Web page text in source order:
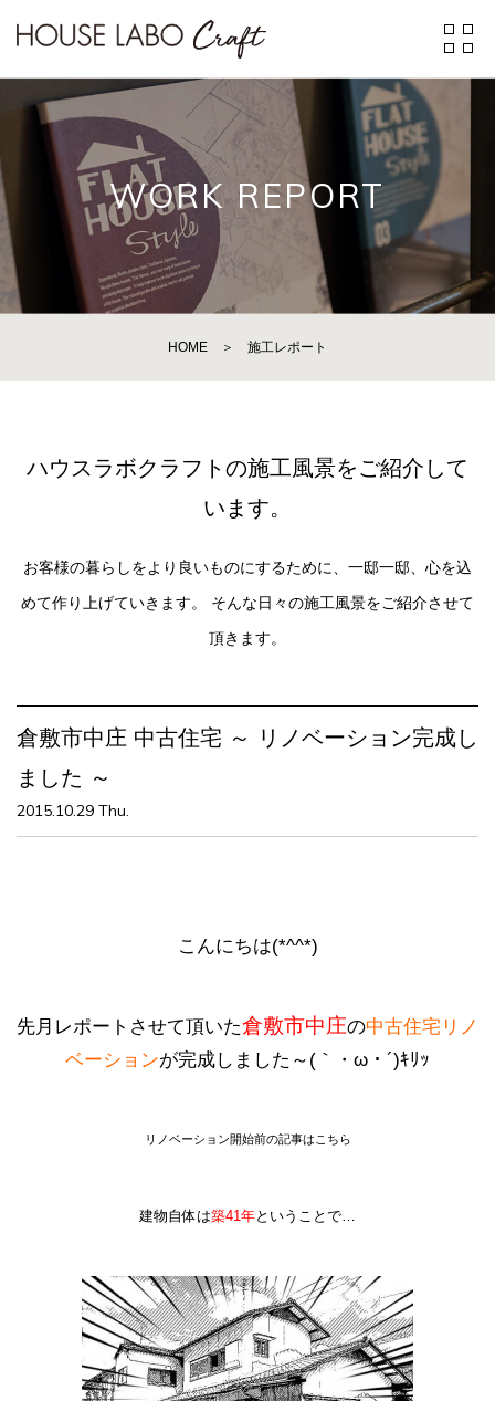
WORK REPORT
HOME ＞ 施工レポート
ハウスラボクラフトの施工風景をご紹介して
います。
お客様の暮らしをより良いものにするために、一邸一邸、心を込
めて作り上げていきます。
そんな日々の施工風景をご紹介させて
頂きます。
倉敷市中庄 中古住宅 ～ リノベーション完成し
ました ～
2015.10.29 Thu.
こんにちは(*^^*)
先月レポートさせて頂いた倉敷市中庄の中古住宅リノ
ベーションが完成しました～(｀・ω・´)ｷﾘｯ
リノベーション開始前の記事は こちら
建物自体は築41年ということで…